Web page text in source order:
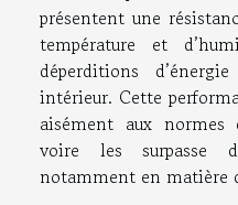
présentent une
température et
déperditions
intérieur. Cette
aisément aux normes
voire les surpasse
notamment en matière